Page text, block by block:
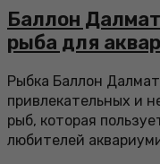
Баллон
рыба для
Рыбка Баллон
привлекательных и
рыб, которая
любителей